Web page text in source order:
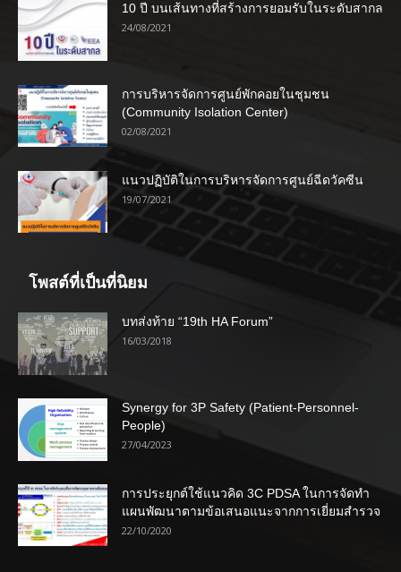
10 ปี บนเส้นทางที่สร้างการยอมรับในระดับสากล
24/08/2021
การบริหารจัดการศูนย์พักคอยในชุมชน
(Community Isolation Center)
02/08/2021
แนวปฏิบัติในการบริหารจัดการศูนย์ฉีดวัคซีน
19/07/2021
โพสต์ที่เป็นที่นิยม
บทส่งท้าย “19th HA Forum”
16/03/2018
Synergy for 3P Safety (Patient-Personnel-
People)
27/04/2023
การประยุกต์ใช้แนวคิด 3C PDSA ในการจัดทำ
แผนพัฒนาตามข้อเสนอแนะจากการเยี่ยมสำรวจ
22/10/2020